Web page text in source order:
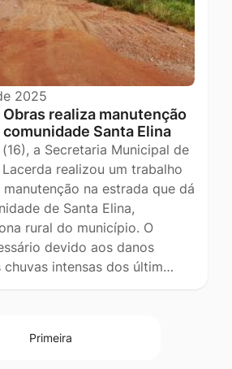
2025
realiza manutenção
Santa Elina
a Secretaria Municipal de
realizou um trabalho
na estrada que dá
de Santa Elina,
rural do município. O
devido aos danos
chuvas intensas dos últim…
Primeira